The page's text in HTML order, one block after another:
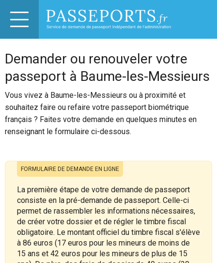
Demander ou renouveler votre
passeport à Baume-les-Messieurs
Vous vivez à Baume-les-Messieurs ou à proximité et
souhaitez faire ou refaire votre passeport biométrique
français ? Faites votre demande en quelques minutes en
renseignant le formulaire ci-dessous.
FORMULAIRE DE DEMANDE EN LIGNE
La première étape de votre demande de passeport
consiste en la pré-demande de passeport. Celle-ci
permet de rassembler les informations nécessaires,
de créer votre dossier et de régler le timbre fiscal
obligatoire. Le montant officiel du timbre fiscal s'élève
à 86 euros (17 euros pour les mineurs de moins de
15 ans et 42 euros pour les mineurs de plus de 15